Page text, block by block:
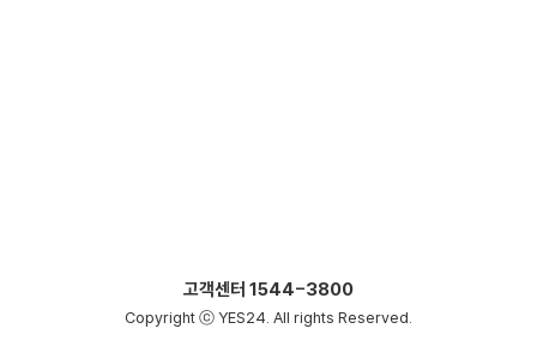
고객센터 1544-3800
Copyright ⓒ YES24. All rights Reserved.